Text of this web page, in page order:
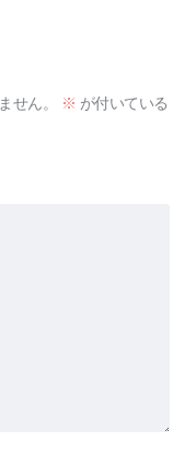
せん。 ※ が付いている